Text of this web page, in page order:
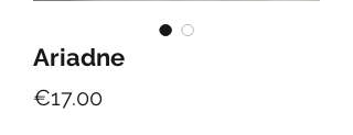
Ariadne
€17.00Price